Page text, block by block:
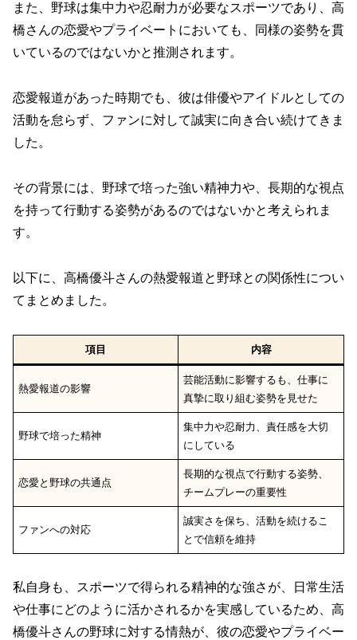
また、野球は集中力や忍耐力が必要なスポーツであり、高
橋さんの恋愛やプライベートにおいても、同様の姿勢を貫
いているのではないかと推測されます。
恋愛報道があった時期でも、彼は俳優やアイドルとしての
活動を怠らず、ファンに対して誠実に向き合い続けてきま
した。
その背景には、野球で培った強い精神力や、長期的な視点
を持って行動する姿勢があるのではないかと考えられま
す。
以下に、高橋優斗さんの熱愛報道と野球との関係性につい
てまとめました。
項目 内容
熱愛報道の影響
芸能活動に影響するも、仕事に
真摯に取り組む姿勢を見せた
野球で培った精神
集中力や忍耐力、責任感を大切
にしている
恋愛と野球の共通点
長期的な視点で行動する姿勢、
チームプレーの重要性
ファンへの対応
誠実さを保ち、活動を続けるこ
とで信頼を維持
私自身も、スポーツで得られる精神的な強さが、日常生活
や仕事にどのように活かされるかを実感しているため、高
橋優斗さんの野球に対する情熱が、彼の恋愛やプライベー